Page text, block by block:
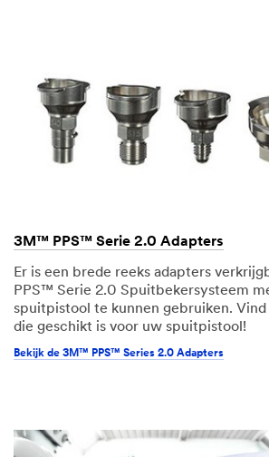
3M™ PPS™ Serie 2.0 Adapters
Er is een brede reeks adapters
PPS™ Serie 2.0 Spuitbekersysteem
spuitpistool te kunnen gebruiken.
die geschikt is voor uw spuitpistool!
Bekijk de 3M™ PPS™ Series 2.0 Adapters